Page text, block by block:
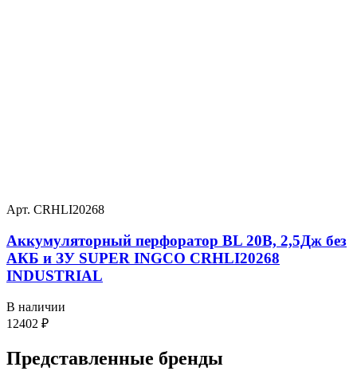
Арт. CRHLI20268
Аккумуляторный перфоратор BL 20В, 2,5Дж без
АКБ и ЗУ SUPER INGCO CRHLI20268
INDUSTRIAL
В наличии
12402 ₽
Представленные бренды